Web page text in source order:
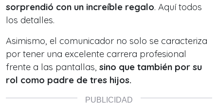
sorprendió con un increíble regalo. Aquí todos
los detalles.
Asimismo, el comunicador no solo se caracteriza
por tener una excelente carrera profesional
frente a las pantallas, sino que también por su
rol como padre de tres hijos.